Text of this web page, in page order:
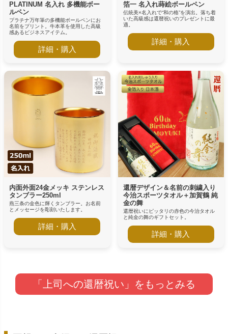
PLATINUM 名入れ 多機能ボー
ルペン
プラチナ万年筆の多機能ボールペンにお
名前をプリント。牛本革を使用した高級
感あるビジネスアイテム。
詳細・購入
箔一 名入れ蒔絵ボールペン
伝統美×名入れで“和の格”を演出。落ち着
いた高級感は還暦祝いのプレゼントに最
適。
詳細・購入
内面外面24金メッキ ステンレス
タンブラー250ml
燕三条の金色に輝くタンブラー。お名前
とメッセージを彫刻いたします。
詳細・購入
還暦デザイン＆名前の刺繍入り
今治スポーツタオル＋加賀鶴 純
金の舞
還暦祝いにピッタリの赤色の今治タオル
と純金の舞のギフトセット。
詳細・購入
「上司への還暦祝い」をもっとみる